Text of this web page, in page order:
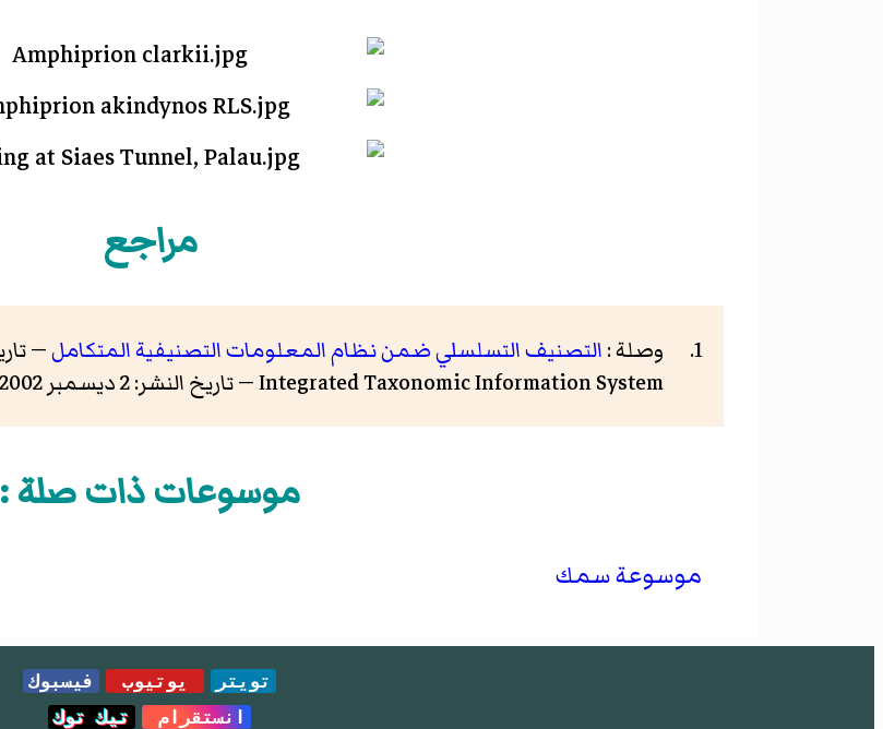
مراجع
وصلة : التصنيف التسلسلي ضمن نظام المعلومات التصنيفية المتكامل
Integrated Taxonomic Information System — تاريخ النشر: 2 ديسمبر 2002
موسوعات ذات صلة :
موسوعة سمك
تويتر يوتيوب
فيسبوك
انستقرام
تيك توك